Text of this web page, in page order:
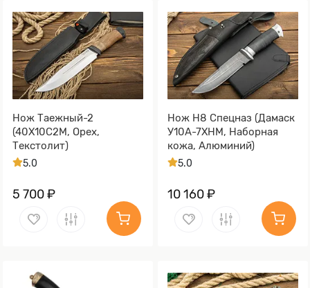
Нож Таежный-2
(40Х10С2М, Орех,
Текстолит)
5.0
5 700 ₽
Нож Н8 Спецназ (Дамаск
У10А-7ХНМ, Наборная
кожа, Алюминий)
5.0
10 160 ₽